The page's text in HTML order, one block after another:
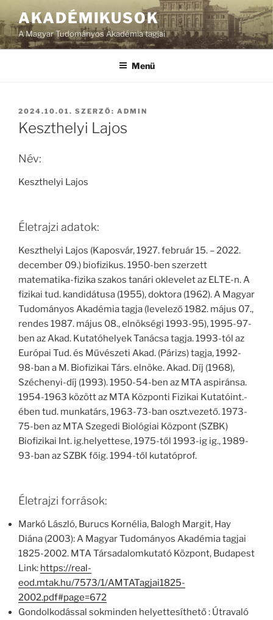
AKADÉMIKUSOK
A Magyar Tudományos Akadémia tagjai
Menü
BEKÜLDVE:
2024.10.01. SZERZŐ: ADMIN
Keszthelyi Lajos
Név:
Keszthelyi Lajos
Életrajzi adatok:
Keszthelyi Lajos (Kaposvár, 1927. február 15. – 2022.
december 09.) biofizikus. 1950-ben szerzett
matematika-fizika szakos tanári oklevelet az ELTE-n. A
fizikai tud. kandidátusa (1955), doktora (1962). A Magyar
Tudományos Akadémia tagja (levelező 1982. május 07.,
rendes 1987. május 08., elnökségi 1993-95), 1995-97-
ben az Akad. Kutatóhelyek Tanácsa tagja. 1993-tól az
Európai Tud. és Művészeti Akad. (Párizs) tagja, 1992-
98-ban a M. Biofizikai Társ. elnöke. Akad. Díj (1968),
Széchenyi-díj (1993). 1950-54-ben az MTA aspiránsa.
1954-1963 között az MTA Központi Fizikai Kutatóint.-
ében tud. munkatárs, 1963-73-ban oszt.vezető. 1973-
75-ben az MTA Szegedi Biológiai Központ (SZBK)
Biofizikai Int. ig.helyettese, 1975-től 1993-ig ig., 1989-
93-ban az SZBK főig. 1994-től kutatóprof.
Életrajzi források:
Markó László, Burucs Kornélia, Balogh Margit, Hay
Diána (2003): A Magyar Tudományos Akadémia tagjai
1825-2002. MTA Társadalomkutató Központ, Budapest
Link: https://real-
eod.mtak.hu/7573/1/AMTATagjai1825-
2002.pdf#page=672
Gondolkodással sokminden helyettesíthető : Útravaló